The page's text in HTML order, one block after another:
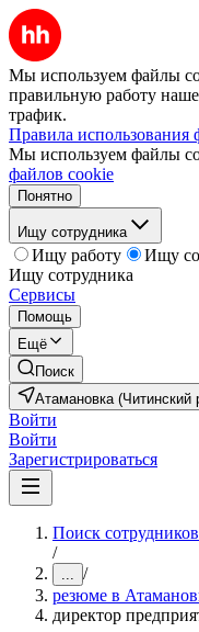
Мы используем файлы
правильную работу
трафик.
Правила использования
Мы используем файлы
файлов cookie
Понятно
Ищу сотрудника
Ищу работу
Ищу
Ищу сотрудника
Сервисы
Помощь
Ещё
Поиск
Атамановка (Читинский
Войти
Войти
Зарегистрироваться
Поиск
/
... /
резюме в
директор